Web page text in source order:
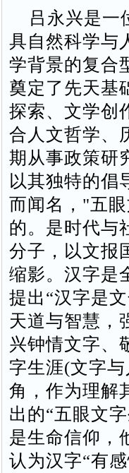
吕永兴是一
具自然科学与
学背景的复合
奠定了先天基
探索、文学创
合人文哲学、
期从事政策研
以其独特的倡
而闻名，"五
的。是时代与
分子，以文报
缩影。汉字是
提出“汉字是
天道与智慧，
兴钟情文字、
字生涯(文字
角，作为理解
出的“五眼文
是生命信仰‌，
认为汉字“有